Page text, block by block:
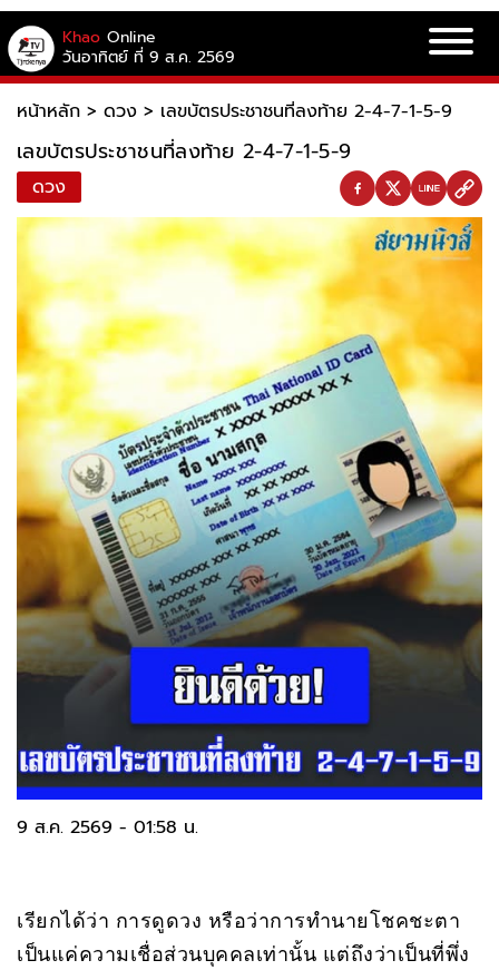
Khao Online
วันอาทิตย์ ที่ 9 ส.ค. 2569
หน้าหลัก > ดวง > เลขบัตรประชาชนที่ลงท้าย 2-4-7-1-5-9
เลขบัตรประชาชนที่ลงท้าย 2-4-7-1-5-9
ดวง
9 ส.ค. 2569 - 01:58 น.
เรียกได้ว่า การดูดวง หรือว่าการทำนายโชคชะตา
เป็นแค่ความเชื่อส่วนบุคคลเท่านั้น แต่ถึงว่าเป็นที่พึ่ง